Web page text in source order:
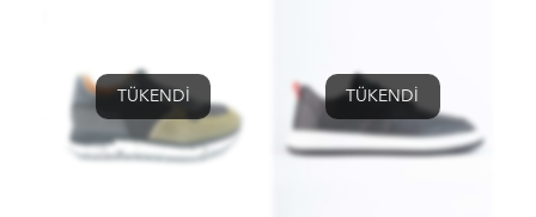
TÜKENDİ TÜKENDİ